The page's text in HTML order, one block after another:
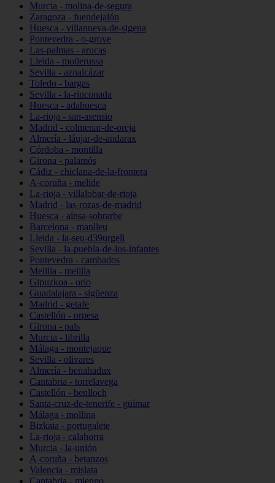
Murcia - molina-de-segura
Zaragoza - fuendejalón
Huesca - villanueva-de-sigena
Pontevedra - o-grove
Las-palmas - arucas
Lleida - mollerussa
Sevilla - aznalcázar
Toledo - bargas
Sevilla - la-rinconada
Huesca - adahuesca
La-rioja - san-asensio
Madrid - colmenar-de-oreja
Almería - láujar-de-andarax
Córdoba - montilla
Girona - palamós
Cádiz - chiclana-de-la-frontera
A-coruña - melide
La-rioja - villalobar-de-rioja
Madrid - las-rozas-de-madrid
Huesca - aínsa-sobrarbe
Barcelona - manlleu
Lleida - la-seu-d39urgell
Sevilla - la-puebla-de-los-infantes
Pontevedra - cambados
Melilla - melilla
Gipuzkoa - orio
Guadalajara - sigüenza
Madrid - getafe
Castellón - orpesa
Girona - pals
Murcia - librilla
Málaga - montejaque
Sevilla - olivares
Almería - benahadux
Cantabria - torrelavega
Castellón - benlloch
Santa-cruz-de-tenerife - güímar
Málaga - mollina
Bizkaia - portugalete
La-rioja - calahorra
Murcia - la-unión
A-coruña - betanzos
Valencia - mislata
Cantabria - miengo